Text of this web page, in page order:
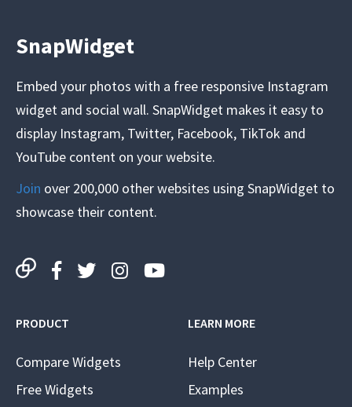
SnapWidget
Embed your photos with a free responsive Instagram
widget and social wall. SnapWidget makes it easy to
display Instagram, Twitter, Facebook, TikTok and
YouTube content on your website.
Join over 200,000 other websites using SnapWidget to
showcase their content.
PRODUCT
Compare Widgets
Free Widgets
LEARN MORE
Help Center
Examples